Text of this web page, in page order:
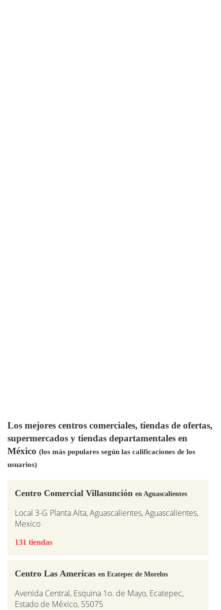
Los mejores centros comerciales, tiendas de ofertas,
supermercados y tiendas departamentales en
México (los más populares según las calificaciones de los
usuarios)
Centro Comercial Villasunción en Aguascalientes
Local 3-G Planta Alta, Aguascalientes, Aguascalientes,
Mexico
131 tiendas
Centro Las Americas en Ecatepec de Morelos
Avenida Central, Esquina 1o. de Mayo, Ecatepec,
Estado de México, 55075